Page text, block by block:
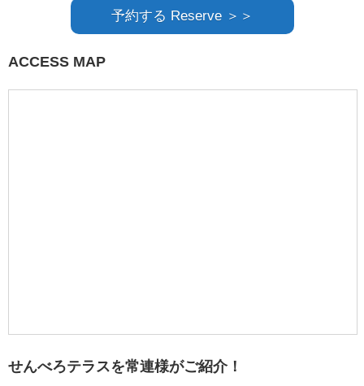
予約する Reserve ＞＞
ACCESS MAP
せんべろテラスを常連様がご紹介！